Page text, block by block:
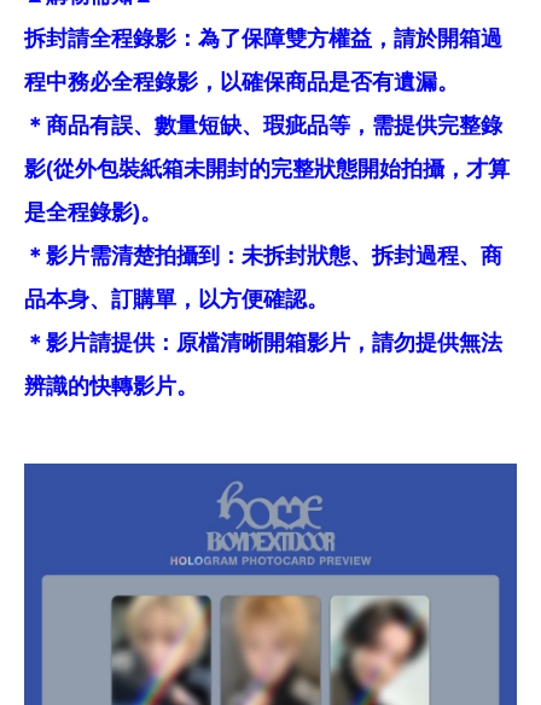
拆封請全程錄影：為了保障雙方權益，請於開箱過
程中務必全程錄影，以確保商品是否有遺漏。
＊商品有誤、數量短缺、瑕疵品等，需提供完整錄
影(從外包裝紙箱未開封的完整狀態開始拍攝，才算
是全程錄影)。
＊影片需清楚拍攝到：未拆封狀態、拆封過程、商
品本身、訂購單，以方便確認。
＊影片請提供：原檔清晰開箱影片，請勿提供無法
辨識的快轉影片。